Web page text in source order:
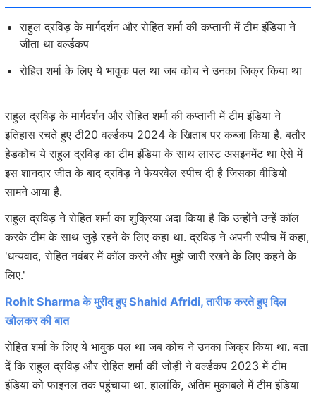
राहुल द्रविड़ के मार्गदर्शन और रोहित शर्मा की कप्तानी में टीम इंडिया ने
जीता था वर्ल्डकप
रोहित शर्मा के लिए ये भावुक पल था जब कोच ने उनका जिक्र किया था
राहुल द्रविड़ के मार्गदर्शन और रोहित शर्मा की कप्तानी में टीम इंडिया ने
इतिहास रचते हुए टी20 वर्ल्डकप 2024 के खिताब पर कब्जा किया है. बतौर
हेडकोच ये राहुल द्रविड़ का टीम इंडिया के साथ लास्ट असइनमेंट था ऐसे में
इस शानदार जीत के बाद द्रविड़ ने फेयरवेल स्पीच दी है जिसका वीडियो
सामने आया है.
राहुल द्रविड़ ने रोहित शर्मा का शुक्रिया अदा किया है कि उन्होंने उन्हें कॉल
करके टीम के साथ जुड़े रहने के लिए कहा था. द्रविड़ ने अपनी स्पीच में कहा,
'धन्यवाद, रोहित नवंबर में कॉल करने और मुझे जारी रखने के लिए कहने के
लिए.'
Rohit Sharma के मुरीद हुए Shahid Afridi, तारीफ करते हुए दिल
खोलकर की बात
रोहित शर्मा के लिए ये भावुक पल था जब कोच ने उनका जिक्र किया था. बता
दें कि राहुल द्रविड़ और रोहित शर्मा की जोड़ी ने वर्ल्डकप 2023 में टीम
इंडिया को फाइनल तक पहुंचाया था. हालांकि, अंतिम मुकाबले में टीम इंडिया